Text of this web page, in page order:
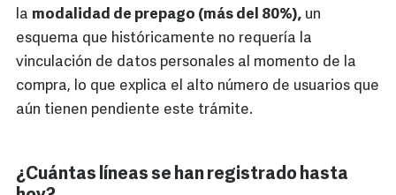
la modalidad de prepago (más del 80%), un
esquema que históricamente no requería la
vinculación de datos personales al momento de la
compra, lo que explica el alto número de usuarios que
aún tienen pendiente este trámite.
¿Cuántas líneas se han registrado hasta